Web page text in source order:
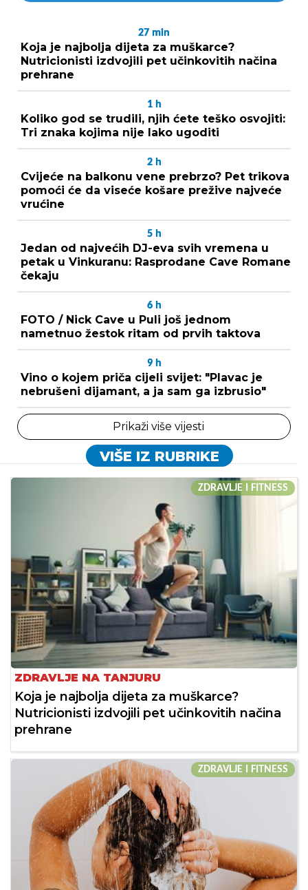
27 min
Koja je najbolja dijeta za muškarce?
Nutricionisti izdvojili pet učinkovitih načina
prehrane
1 h
Koliko god se trudili, njih ćete teško osvojiti:
Tri znaka kojima nije lako ugoditi
2 h
Cvijeće na balkonu vene prebrzo? Pet trikova
pomoći će da viseće košare prežive najveće
vrućine
5 h
Jedan od najvećih DJ-eva svih vremena u
petak u Vinkuranu: Rasprodane Cave Romane
čekaju
6 h
FOTO / Nick Cave u Puli još jednom
nametnuo žestok ritam od prvih taktova
9 h
Vino o kojem priča cijeli svijet: "Plavac je
nebrušeni dijamant, a ja sam ga izbrusio"
Prikaži više vijesti
VIŠE IZ RUBRIKE
ZDRAVLJE I FITNESS
ZDRAVLJE NA TANJURU
Koja je najbolja dijeta za muškarce?
Nutricionisti izdvojili pet učinkovitih načina
prehrane
ZDRAVLJE I FITNESS